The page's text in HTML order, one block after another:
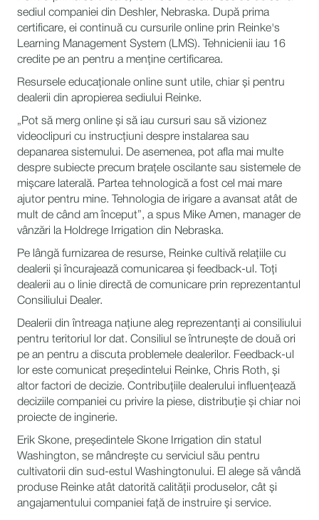
sediul companiei din Deshler, Nebraska. După prima
certificare, ei continuă cu cursurile online prin Reinke's
Learning Management System (LMS). Tehnicienii iau 16
credite pe an pentru a menține certificarea.
Resursele educaționale online sunt utile, chiar și pentru
dealerii din apropierea sediului Reinke.
„Pot să merg online și să iau cursuri sau să vizionez
videoclipuri cu instrucțiuni despre instalarea sau
depanarea sistemului. De asemenea, pot afla mai multe
despre subiecte precum brațele oscilante sau sistemele de
mișcare laterală. Partea tehnologică a fost cel mai mare
ajutor pentru mine. Tehnologia de irigare a avansat atât de
mult de când am început”, a spus Mike Amen, manager de
vânzări la Holdrege Irrigation din Nebraska.
Pe lângă furnizarea de resurse, Reinke cultivă relațiile cu
dealerii și încurajează comunicarea și feedback-ul. Toți
dealerii au o linie directă de comunicare prin reprezentantul
Consiliului Dealer.
Dealerii din întreaga națiune aleg reprezentanți ai consiliului
pentru teritoriul lor dat. Consiliul se întrunește de două ori
pe an pentru a discuta problemele dealerilor. Feedback-ul
lor este comunicat președintelui Reinke, Chris Roth, și
altor factori de decizie. Contribuțiile dealerului influențează
deciziile companiei cu privire la piese, distribuție și chiar noi
proiecte de inginerie.
Erik Skone, președintele Skone Irrigation din statul
Washington, se mândrește cu serviciul său pentru
cultivatorii din sud-estul Washingtonului. El alege să vândă
produse Reinke atât datorită calității produselor, cât și
angajamentului companiei față de instruire și service.